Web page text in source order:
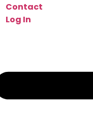
Contact
Log In